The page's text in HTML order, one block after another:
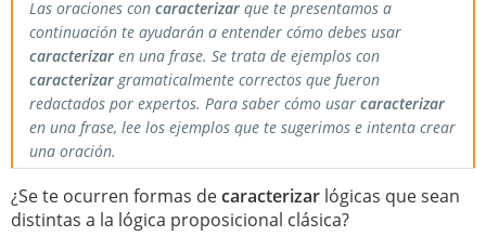
Las oraciones con caracterizar que te presentamos a
continuación te ayudarán a entender cómo debes usar
caracterizar en una frase. Se trata de ejemplos con
caracterizargramaticalmente correctos que fueron
redactados por expertos. Para saber cómo usar caracterizar
en una frase, lee los ejemplos que te sugerimos e intenta crear
una oración.
¿Se te ocurren formas decaracterizar lógicas que sean
distintas a la lógica proposicional clásica?